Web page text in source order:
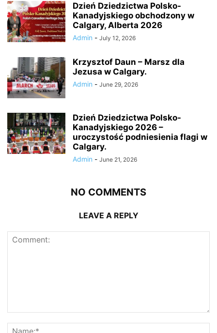
Dzień Dziedzictwa Polsko-
Kanadyjskiego obchodzony w
Calgary, Alberta 2026
Admin - July 12, 2026
Krzysztof Daun – Marsz dla
Jezusa w Calgary.
Admin - June 29, 2026
Dzień Dziedzictwa Polsko-
Kanadyjskiego 2026 –
uroczystość podniesienia flagi w
Calgary.
Admin - June 21, 2026
NO COMMENTS
LEAVE A REPLY